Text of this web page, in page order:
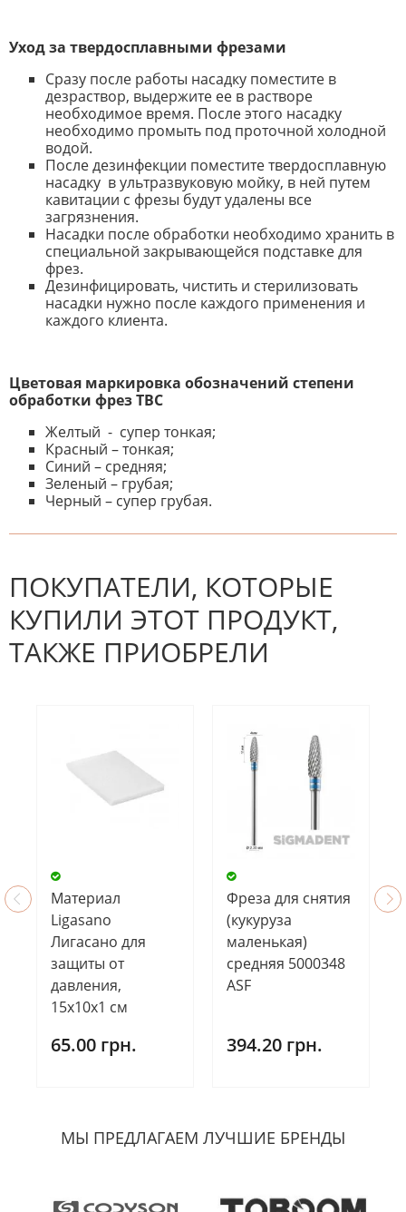
Уход за твердосплавными фрезами
Сразу после работы насадку поместите в
дезраствор, выдержите ее в растворе
необходимое время. После этого насадку
необходимо промыть под проточной холодной
водой.
После дезинфекции поместите твердосплавную
насадку в ультразвуковую мойку, в ней путем
кавитации с фрезы будут удалены все
загрязнения.
Насадки после обработки необходимо хранить в
специальной закрывающейся подставке для
фрез.
Дезинфицировать, чистить и стерилизовать
насадки нужно после каждого применения и
каждого клиента.
Цветовая маркировка обозначений степени
обработки фрез ТВС
Желтый - супер тонкая;
Красный – тонкая;
Синий – средняя;
Зеленый – грубая;
Черный – супер грубая.
К настоящему времени нет
отзыв.
ПОКУПАТЕЛИ, КОТОРЫЕ
КУПИЛИ ЭТОТ ПРОДУКТ,
ТАКЖЕ ПРИОБРЕЛИ
Материал
Ligasano
Лигасано для
защиты от
давления,
15х10х1 см
65.00 грн.
Фреза для снятия
(кукуруза
маленькая)
средняя 5000348
ASF
394.20 грн.
МЫ ПРЕДЛАГАЕМ ЛУЧШИЕ БРЕНДЫ